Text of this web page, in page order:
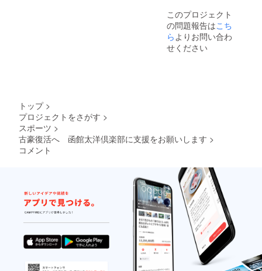
このプロジェクト
の問題報告はこち
らよりお問い合わ
せください
トップ >
プロジェクトをさがす >
スポーツ >
古豪復活へ 函館太洋倶楽部に支援をお願いします >
コメント